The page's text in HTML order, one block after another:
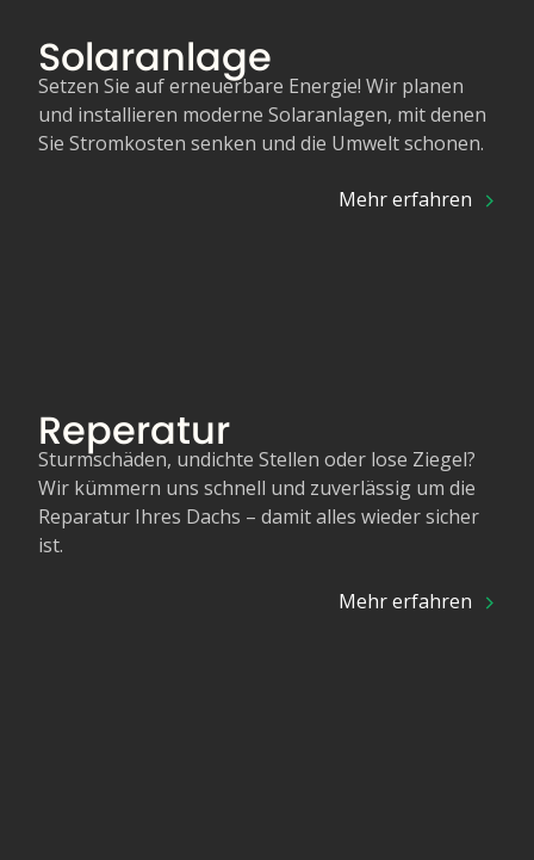
Solaranlage
Setzen Sie auf erneuerbare Energie! Wir planen
und installieren moderne Solaranlagen, mit denen
Sie Stromkosten senken und die Umwelt schonen.
Mehr erfahren
Reperatur
Sturmschäden, undichte Stellen oder lose Ziegel?
Wir kümmern uns schnell und zuverlässig um die
Reparatur Ihres Dachs – damit alles wieder sicher
ist.
Mehr erfahren